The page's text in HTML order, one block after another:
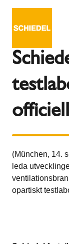
(München, 14.
leda
opartiskt